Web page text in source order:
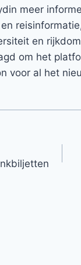
meer
en
om het
voor al het